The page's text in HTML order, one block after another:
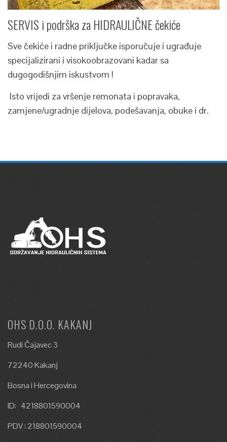
SERVIS i podrška za HIDRAULIČNE čekiće
Sve čekiće i radne priključke isporučuje i ugrađuje
specijalizirani i visokoobrazovani kadar sa
dugogodišnjim iskustvom !
Isto vrijedi za vršenje remonata i popravaka,
zamjene/ugradnje dijelova, podešavanja, obuke i dr.
OHS D.O.O. KAKANJ
Rudi Čajavec 3
72240 Kakanj
Bosna i Hercegovina
ID: 4218801590004
PDV : 218801590004